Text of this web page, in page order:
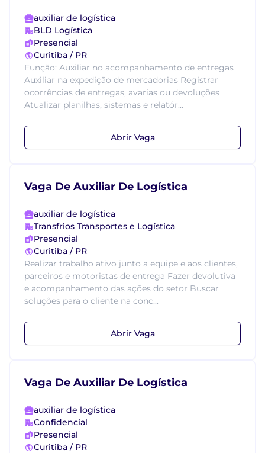
auxiliar de logística
BLD Logística
Presencial
Curitiba / PR
Função: Auxiliar no acompanhamento de entregas
Auxiliar na expedição de mercadorias Registrar
ocorrências de entregas, avarias ou devoluções
Atualizar planilhas, sistemas e relatór...
Abrir Vaga
Vaga De Auxiliar De Logística
auxiliar de logística
Transfrios Transportes e Logística
Presencial
Curitiba / PR
Realizar trabalho ativo junto a equipe e aos clientes,
parceiros e motoristas de entrega Fazer devolutiva
e acompanhamento das ações do setor Buscar
soluções para o cliente na conc...
Abrir Vaga
Vaga De Auxiliar De Logística
auxiliar de logística
Confidencial
Presencial
Curitiba / PR